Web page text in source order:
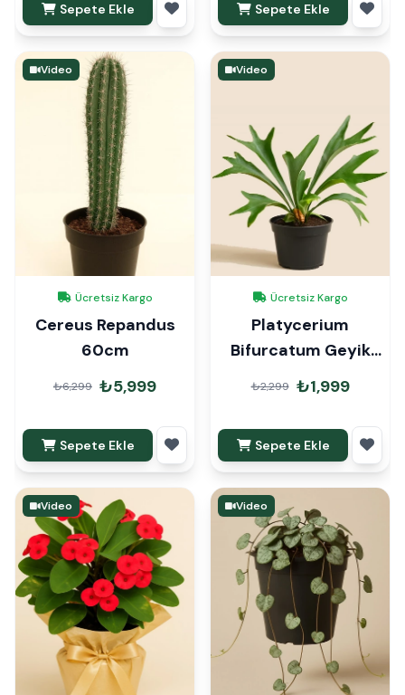
Sepete Ekle Sepete Ekle
Video
Ücretsiz Kargo
Cereus Repandus
60cm
₺6,299 ₺5,999
Sepete Ekle
Video
Ücretsiz Kargo
Platycerium
Bifurcatum Geyik
Boynuzu Eğrelti
₺2,299 ₺1,999
Sepete Ekle
Video Video